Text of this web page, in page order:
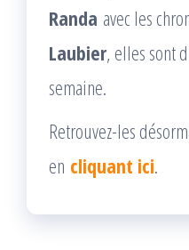
Randa avec les
Laubier, elles sont
semaine.
Retrouvez-les
en cliquant ici.